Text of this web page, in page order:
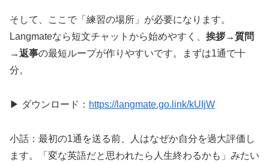
そして、ここで「練習の場所」が必要になります。
Langmateなら短文チャットから始めやすく、 挨拶→質問
→返事の最短ループが作りやすいです。まずは1通で十
分。
▶ ダウンロード： https://langmate.go.link/kUIjW
小話：最初の1通を送る前、人はなぜか自分を過大評価し
ます。「変な英語だと思われたら人生終わるかも」みたい